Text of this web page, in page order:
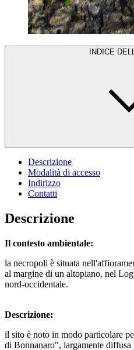
INDICE
Descrizione
Modalità di accesso
Indirizzo
Contatti
Descrizione
Il contesto ambientale:
la necropoli è situata
al margine di un altopiano, nel
nord-occidentale.
Descrizione:
il sito è noto in modo particolare
di Bonnanaro", largamente